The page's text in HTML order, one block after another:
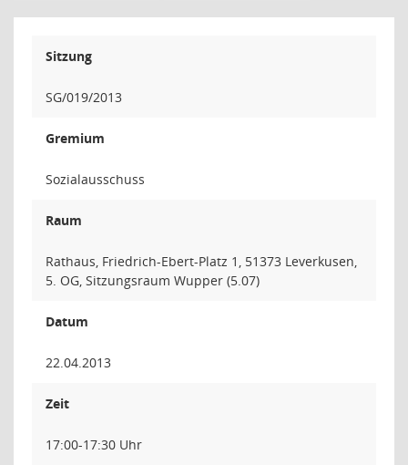
Sitzung
SG/019/2013
Gremium
Sozialausschuss
Raum
Rathaus, Friedrich-Ebert-Platz 1, 51373 Leverkusen,
5. OG, Sitzungsraum Wupper (5.07)
Datum
22.04.2013
Zeit
17:00-17:30 Uhr